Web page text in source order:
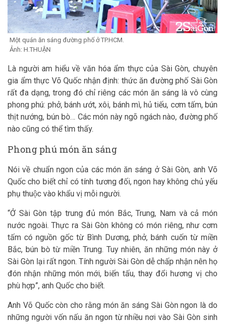
Một quán ăn sáng đường phố ở TP.HCM.
Ảnh: H.THUẬN
Là người am hiểu về văn hóa ẩm thực của Sài Gòn, chuyên
gia ẩm thực Võ Quốc nhận định: thức ăn đường phố Sài Gòn
rất đa dạng, trong đó chỉ riêng các món ăn sáng là vô cùng
phong phú: phở, bánh ướt, xôi, bánh mì, hủ tiếu, cơm tấm, bún
thịt nướng, bún bò… Các món này ngõ ngách nào, đường phố
nào cũng có thể tìm thấy.
Phong phú món ăn sáng
Nói về chuẩn ngon của các món ăn sáng ở Sài Gòn, anh Võ
Quốc cho biết chỉ có tính tương đối, ngon hay không chủ yếu
phụ thuộc vào khẩu vị mỗi người.
“Ở Sài Gòn tập trung đủ món Bắc, Trung, Nam và cả món
nước ngoài. Thực ra Sài Gòn không có món riêng, như cơm
tấm có nguồn gốc từ Bình Dương, phở, bánh cuốn từ miền
Bắc, bún bò từ miền Trung. Tuy nhiên, ăn những món này ở
Sài Gòn lại rất ngon. Tính người Sài Gòn dễ chấp nhận nên họ
đón nhận những món mới, biến tấu, thay đổi hương vị cho
phù hợp”, anh Quốc cho biết.
Anh Võ Quốc còn cho rằng món ăn sáng Sài Gòn ngon là do
những người vốn nấu ăn ngon từ nhiều nơi vào Sài Gòn sinh